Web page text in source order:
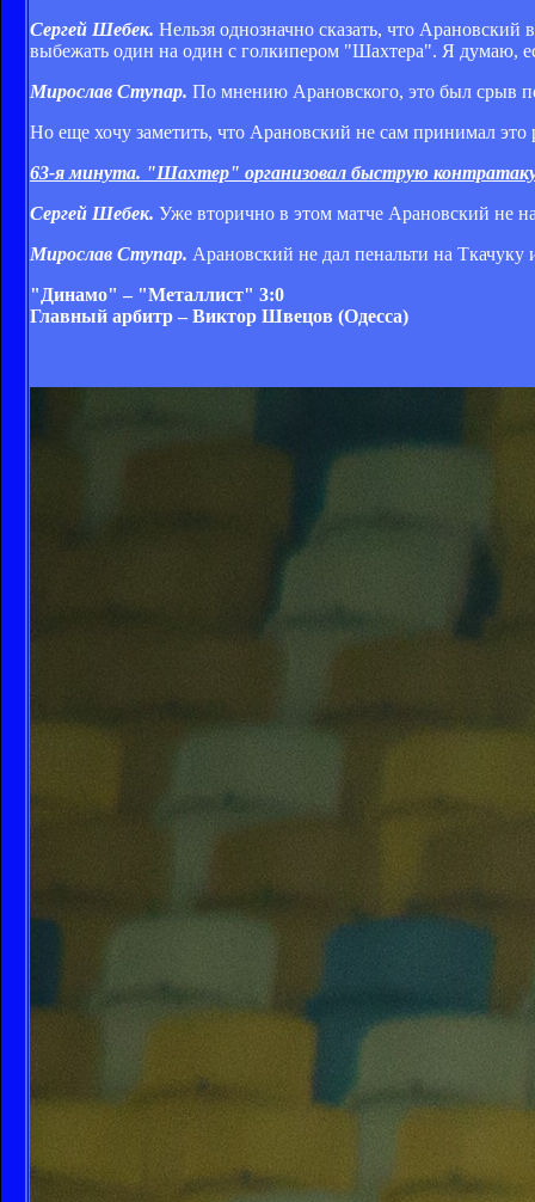
Сергей Шебек. Нельзя однозначно сказать, что
выбежать один на один с голкипером "Шахтера". Я думаю,
Мирослав Ступар. По мнению Арановского, это был срыв
Но еще хочу заметить, что Арановский не сам принимал
63-я минута. "Шахтер" организовал быструю
Сергей Шебек. Уже вторично в этом матче Арановский не
Мирослав Ступар. Арановский не дал пенальти на
"Динамо" – "Металлист" 3:0
Главный арбитр – Виктор Швецов (Одесса)